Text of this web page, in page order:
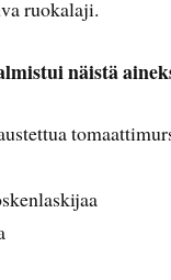
ruokalaji.
näistä